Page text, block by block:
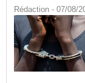
Rédaction - 07/08/